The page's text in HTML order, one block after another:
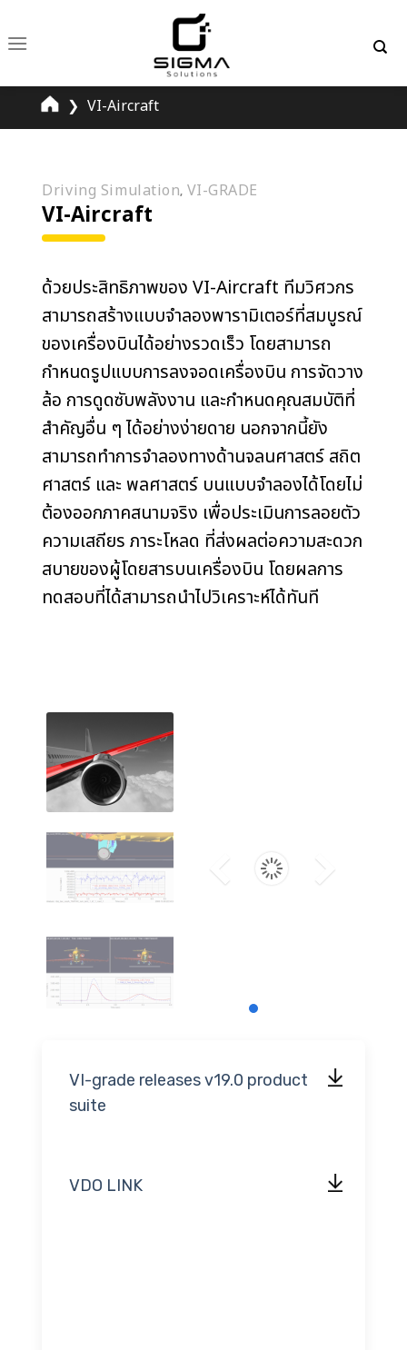
to
content
❯ VI-Aircraft
Driving Simulation, VI-GRADE
VI-Aircraft
ด้วยประสิทธิภาพของ VI-Aircraft ทีมวิศวกร
สามารถสร้างแบบจำลองพารามิเตอร์ที่สมบูรณ์
ของเครื่องบินได้อย่างรวดเร็ว โดยสามารถ
กำหนดรูปแบบการลงจอดเครื่องบิน การจัดวาง
ล้อ การดูดซับพลังงาน และกำหนดคุณสมบัติที่
สำคัญอื่น ๆ ได้อย่างง่ายดาย นอกจากนี้ยัง
สามารถทำการจำลองทางด้านจลนศาสตร์ สถิต
ศาสตร์ และ พลศาสตร์ บนแบบจำลองได้โดยไม่
ต้องออกภาคสนามจริง เพื่อประเมินการลอยตัว
ความเสถียร ภาระโหลด ที่ส่งผลต่อความสะดวก
สบายของผู้โดยสารบนเครื่องบิน โดยผลการ
ทดสอบที่ได้สามารถนำไปวิเคราะห์ได้ทันที
VI-grade releases v19.0 product
suite
VDO LINK